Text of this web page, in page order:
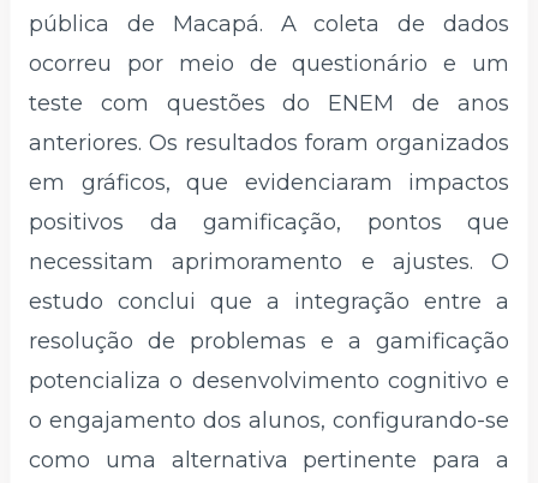
pública de Macapá. A coleta de dados
ocorreu por meio de questionário e um
teste com questões do ENEM de anos
anteriores. Os resultados foram organizados
em gráficos, que evidenciaram impactos
positivos da gamificação, pontos que
necessitam aprimoramento e ajustes. O
estudo conclui que a integração entre a
resolução de problemas e a gamificação
potencializa o desenvolvimento cognitivo e
o engajamento dos alunos, configurando-se
como uma alternativa pertinente para a